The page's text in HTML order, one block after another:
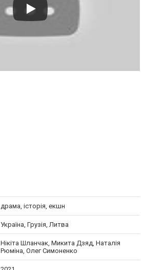
драма, історія, екшн
Україна, Грузія, Литва
Нікіта Шланчак, Микита Дзяд, Наталія
Рюміна, Олег Симоненко